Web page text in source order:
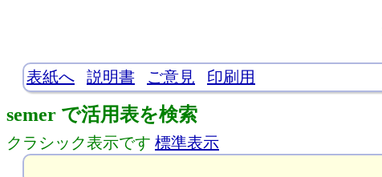
表紙へ 説明書 ご意見 印刷用
semer で活用表を検索
クラシック表示です 標準表示